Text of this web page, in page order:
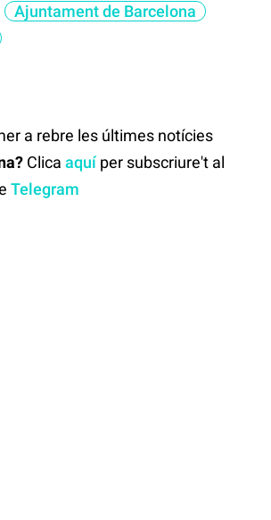
Ajuntament de Barcelona
a rebre les últimes notícies
Clica aquíper subscriure't al
Telegram